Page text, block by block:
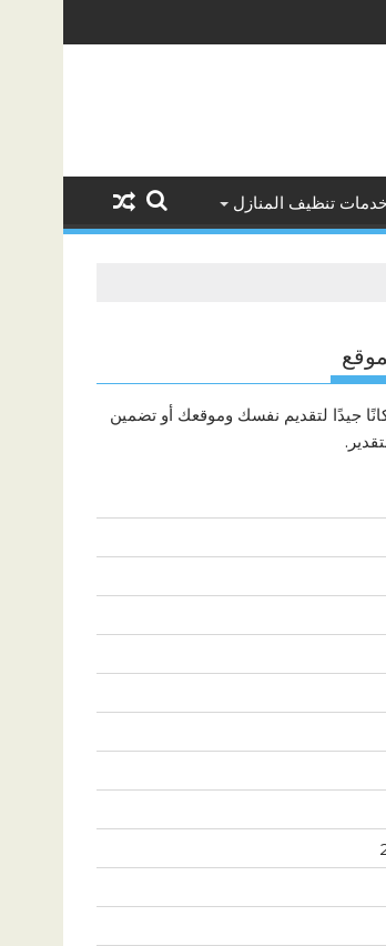
خدمات تنظيف المنازل
جيدًا لتقديم نفسك وموقعك أو تضمين